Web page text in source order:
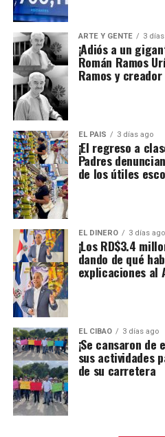
ARTE Y GENTE 3
¡Adiós a un
Román Ramos
Ramos y
EL PAIS 3 días ago
¡El regreso a
Padres
de los útiles
EL DINERO 3 días ago
¡Los RD$3.4
dando de qué
explicaciones al
EL CIBAO 3 días ago
¡Se cansaron
sus actividades
de su carretera